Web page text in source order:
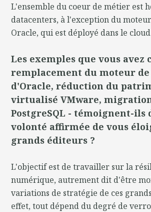
L'ensemble du coeur de métier est
datacenters, à l'exception du
Oracle, qui est déployé dans le
Les exemples que vous avez
remplacement du moteur
d'Oracle, réduction du
virtualisé VMware,
PostgreSQL - témoignent-ils
volonté affirmée de vous
grands éditeurs ?
L'objectif est de travailler sur la
numérique, autrement dit d'être
variations de stratégie de ces
effet, tout dépend du degré de